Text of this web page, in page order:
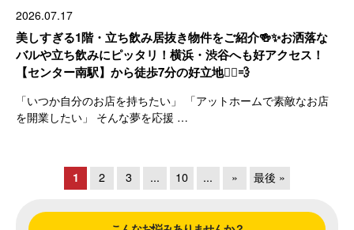
2026.07.17
美しすぎる1階・立ち飲み居抜き物件をご紹介🍻✨お洒落な
バルや立ち飲みにピッタリ！横浜・渋谷へも好アクセス！
【センター南駅】から徒歩7分の好立地🚶‍♂️💨
「いつか自分のお店を持ちたい」 「アットホームで素敵なお店
を開業したい」 そんな夢を応援 …
1 2 3 ... 10 ... » 最後 »